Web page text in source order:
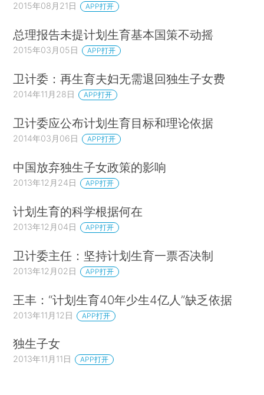
2015年08月21日 APP打开
总理报告未提计划生育基本国策不动摇
2015年03月05日 APP打开
卫计委：再生育夫妇无需退回独生子女费
2014年11月28日 APP打开
卫计委应公布计划生育目标和理论依据
2014年03月06日 APP打开
中国放弃独生子女政策的影响
2013年12月24日 APP打开
计划生育的科学根据何在
2013年12月04日 APP打开
卫计委主任：坚持计划生育一票否决制
2013年12月02日 APP打开
王丰：“计划生育40年少生4亿人”缺乏依据
2013年11月12日 APP打开
独生子女
2013年11月11日 APP打开